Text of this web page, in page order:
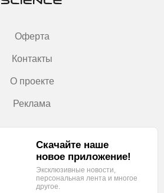
Оферта
Контакты
О проекте
Реклама
Скачайте наше
новое приложение!
Эксклюзивные новости,
персональная лента и многое
другое.